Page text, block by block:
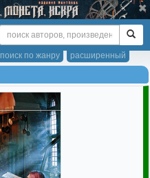
расширенный
поиск по жанру